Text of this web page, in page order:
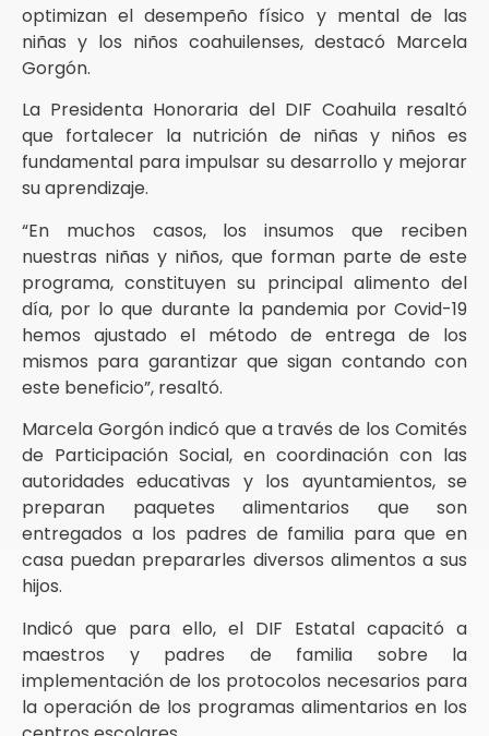
optimizan el desempeño físico y mental de las
niñas y los niños coahuilenses, destacó Marcela
Gorgón.
La Presidenta Honoraria del DIF Coahuila resaltó
que fortalecer la nutrición de niñas y niños es
fundamental para impulsar su desarrollo y mejorar
su aprendizaje.
“En muchos casos, los insumos que reciben
nuestras niñas y niños, que forman parte de este
programa, constituyen su principal alimento del
día, por lo que durante la pandemia por Covid-19
hemos ajustado el método de entrega de los
mismos para garantizar que sigan contando con
este beneficio”, resaltó.
Marcela Gorgón indicó que a través de los Comités
de Participación Social, en coordinación con las
autoridades educativas y los ayuntamientos, se
preparan paquetes alimentarios que son
entregados a los padres de familia para que en
casa puedan prepararles diversos alimentos a sus
hijos.
Indicó que para ello, el DIF Estatal capacitó a
maestros y padres de familia sobre la
implementación de los protocolos necesarios para
la operación de los programas alimentarios en los